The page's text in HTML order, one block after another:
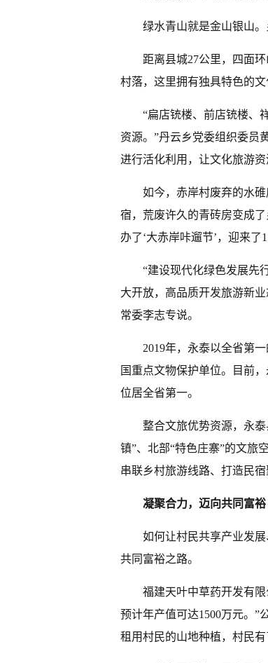
绿水青山就是金山银山
距离县城27公里，四面
村落，这里拥有独具特色的文
“扁店铳楼、前店铳楼、
资源。”丹云乡党委组织委员
进行活化利用，让文化旅游资
如今，赤岸村废弃的水
宿，荒废许久的青砖房变成
办了‘大赤岸咔遛节’，迎来了
“建设现代化绿色发展先
大开放，高品质开发旅游新
常委李志专说。
2019年，永泰以全省第
国重点文物保护单位。目前
位居全省第一。
整合文旅优势资源，永
镇”、北部“特色庄寨”的文旅
串联乡村旅游线路、打造民
凝聚合力，迈向共同富裕
如何让村民共享产业发
共同富裕之路。
福建天叶中草药开发有限
预计年产值可达1500万元。”
租用村民的山地种植，村民